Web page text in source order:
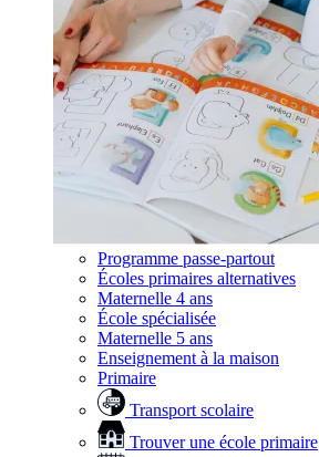
Programme passe-partout
Écoles primaires alternatives
Maternelle 4 ans
École spécialisée
Maternelle 5 ans
Enseignement à la maison
Primaire
Transport scolaire
Trouver une école primaire